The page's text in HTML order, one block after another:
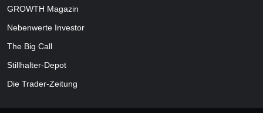
GROWTH Magazin
Nebenwerte Investor
The Big Call
Stillhalter-Depot
Die Trader-Zeitung